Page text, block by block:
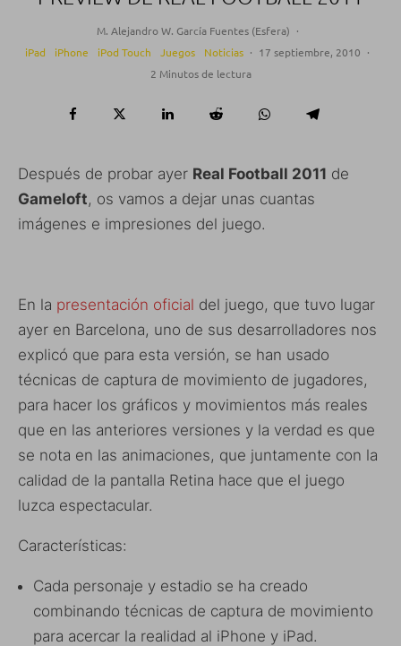
M. Alejandro W. García Fuentes (Esfera) ·
iPad
iPhone iPod Touch Juegos Noticias · 17 septiembre, 2010 ·
2 Minutos de lectura
Después de probar ayer Real Football 2011 de
Gameloft, os vamos a dejar unas cuantas
imágenes e impresiones del juego.
En la presentación oficial del juego, que tuvo lugar
ayer en Barcelona, uno de sus desarrolladores nos
explicó que para esta versión, se han usado
técnicas de captura de movimiento de jugadores,
para hacer los gráficos y movimientos más reales
que en las anteriores versiones y la verdad es que
se nota en las animaciones, que juntamente con la
calidad de la pantalla Retina hace que el juego
luzca espectacular.
Características:
Cada personaje y estadio se ha creado
combinando técnicas de captura de movimiento
para acercar la realidad al iPhone y iPad.